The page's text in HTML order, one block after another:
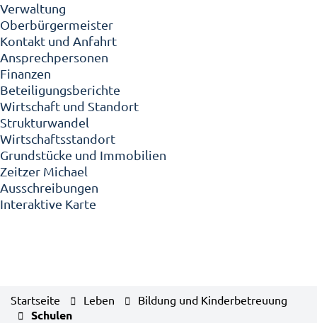
Verwaltung
Oberbürgermeister
Kontakt und Anfahrt
Ansprechpersonen
Finanzen
Beteiligungsberichte
Wirtschaft und Standort
Strukturwandel
Wirtschaftsstandort
Grundstücke und Immobilien
Zeitzer Michael
Ausschreibungen
Interaktive Karte
Startseite Leben Bildung und Kinderbetreuung
Schulen